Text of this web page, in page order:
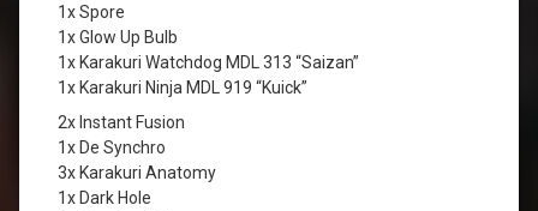
1x Spore
1x Glow Up Bulb
1x Karakuri Watchdog MDL 313 “Saizan”
1x Karakuri Ninja MDL 919 “Kuick”
2x Instant Fusion
1x De Synchro
3x Karakuri Anatomy
1x Dark Hole